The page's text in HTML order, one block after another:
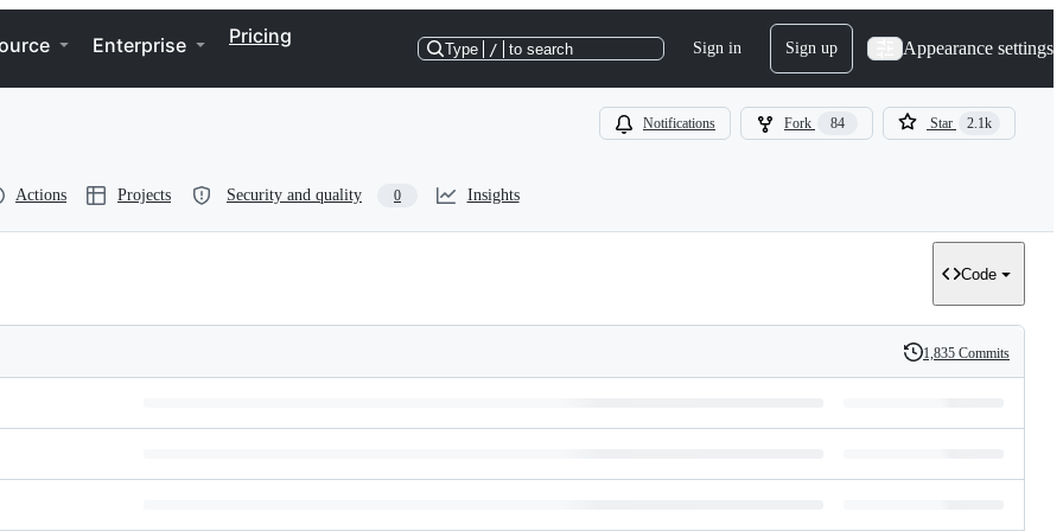
Enterprise Pricing
Type / to search Sign in Sign up Appearance settings
Notifications Fork 84 Star 2.1k
Actions Projects Security and quality 0 Insights
Code
History
1,835 Commits